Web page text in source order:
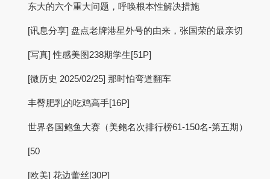
东大的六个重大问题，呼唤根本性解决措施
[讯息分享] 盘点老牌港星外号的由来，张国荣的最亲切
[写真] 性感美图238期学生[51P]
[微历史 2025/02/25] 那时怕弯道翻车
丰臀肥乳的吃鸡高手[16P]
世界各国鲍鱼大赛（美鲍名次排行榜61-150名-第五期）
[50
[欧美] 花边蕾丝[30P]